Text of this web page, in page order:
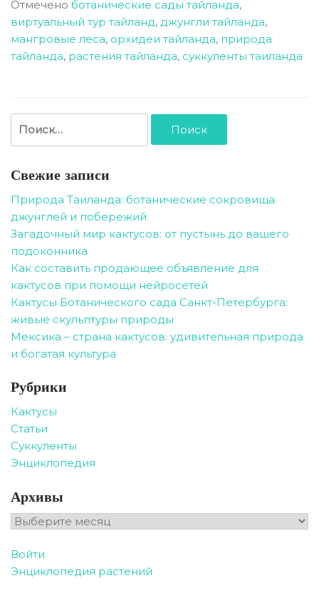
Отмечено ботанические сады тайланда,
виртуальный тур тайланд, джунгли тайланда,
мангровые леса, орхидеи тайланда, природа
тайланда, растения тайланда, суккуленты таиланда
Свежие записи
Природа Таиланда: ботанические сокровища
джунглей и побережий
Загадочный мир кактусов: от пустынь до вашего
подоконника
Как составить продающее объявление для
кактусов при помощи нейросетей
Кактусы Ботанического сада Санкт-Петербурга:
живые скульптуры природы
Мексика – страна кактусов: удивительная природа
и богатая культура
Рубрики
Кактусы
Статьи
Суккуленты
Энциклопедия
Архивы
Архивы
Войти
Энциклопедия растений